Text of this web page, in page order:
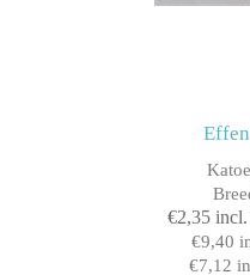
€2,35
€9,40
€7,12